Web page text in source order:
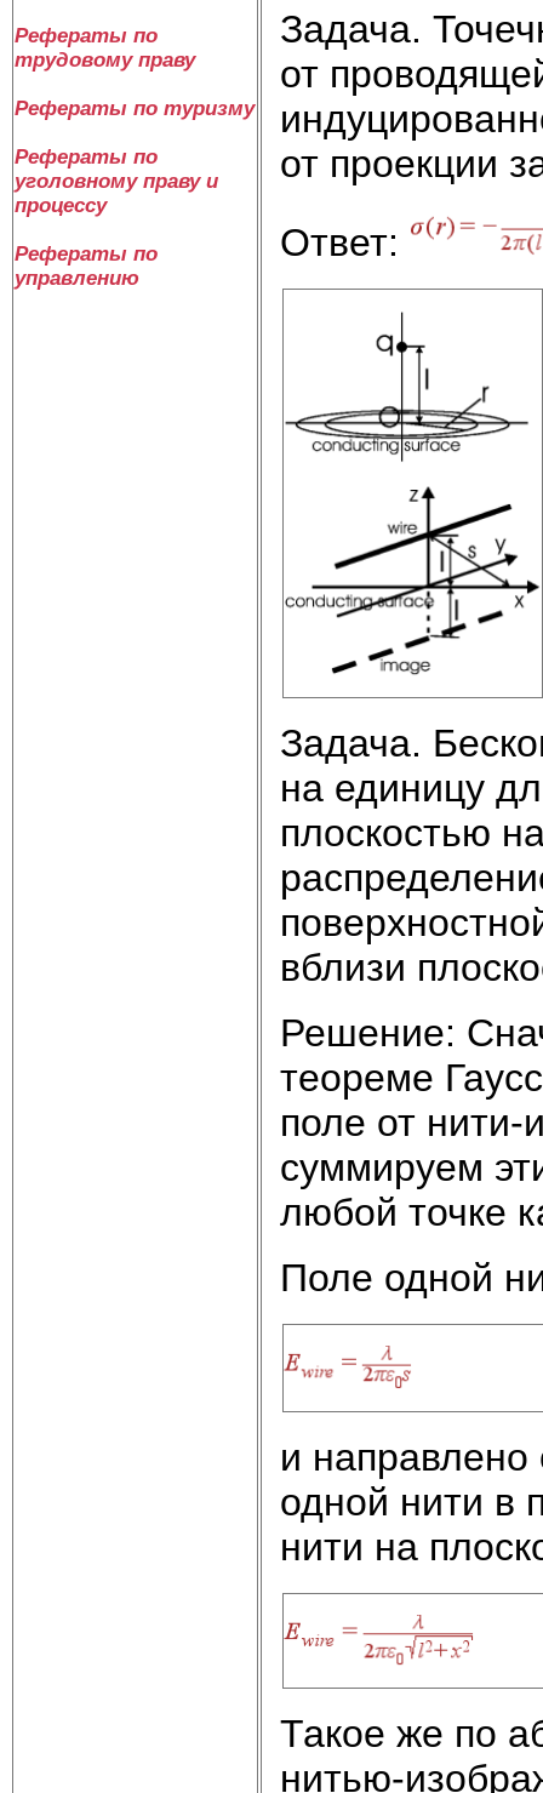
Рефераты по
трудовому праву
Рефераты по туризму
Рефераты по
уголовному праву и
процессу
Рефераты по
управлению
Задача.
от
от проекции
Ответ:
Задача.
на единицу
плоскостью
вблизи
Решение:
теореме
поле от нити-
суммируем
любой точке
Поле одной
и направлено
одной нити в
нити на
Такое же по
нитью-